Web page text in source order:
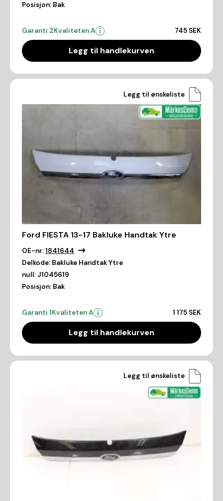
Posisjon: Bak
Garanti 2Kvaliteten A 745 SEK
Legg til handlekurven
Legg til ønskeliste
Ford FIESTA 13-17 Bakluke Handtak Ytre
OE-nr:1841644
Delkode: Bakluke Handtak Ytre
null: J1045619
Posisjon: Bak
Garanti 1Kvaliteten A 1 175 SEK
Legg til handlekurven
Legg til ønskeliste